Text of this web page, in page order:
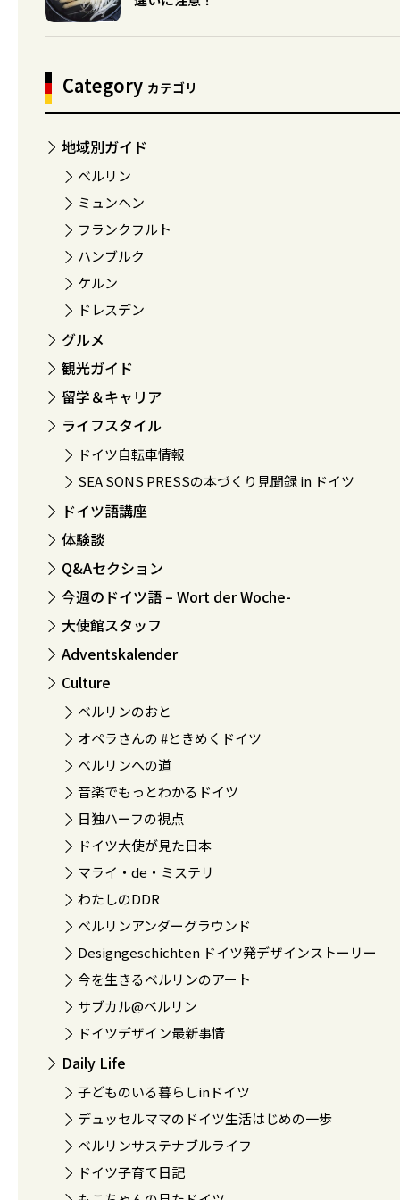
Category カテゴリ
地域別ガイド
ベルリン
ミュンヘン
フランクフルト
ハンブルク
ケルン
ドレスデン
グルメ
観光ガイド
留学＆キャリア
ライフスタイル
ドイツ自転車情報
SEA SONS PRESSの本づくり見聞録 in ドイツ
ドイツ語講座
体験談
Q&Aセクション
今週のドイツ語 – Wort der Woche-
大使館スタッフ
Adventskalender
Culture
ベルリンのおと
オペラさんの #ときめくドイツ
ベルリンへの道
音楽でもっとわかるドイツ
日独ハーフの視点
ドイツ大使が見た日本
マライ・de・ミステリ
わたしのDDR
ベルリンアンダーグラウンド
Designgeschichten ドイツ発デザインストーリー
今を生きるベルリンのアート
サブカル@ベルリン
ドイツデザイン最新事情
Daily Life
子どものいる暮らしinドイツ
デュッセルママのドイツ生活はじめの一歩
ベルリンサステナブルライフ
ドイツ子育て日記